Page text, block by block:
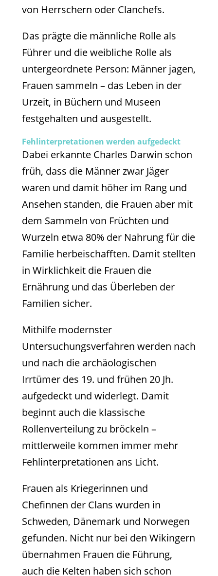
von Herrschern oder Clanchefs.
Das prägte die männliche Rolle als
Führer und die weibliche Rolle als
untergeordnete Person: Männer jagen,
Frauen sammeln – das Leben in der
Urzeit, in Büchern und Museen
festgehalten und ausgestellt.
Fehlinterpretationen werden aufgedeckt
Dabei erkannte Charles Darwin schon
früh, dass die Männer zwar Jäger
waren und damit höher im Rang und
Ansehen standen, die Frauen aber mit
dem Sammeln von Früchten und
Wurzeln etwa 80% der Nahrung für die
Familie herbeischafften. Damit stellten
in Wirklichkeit die Frauen die
Ernährung und das Überleben der
Familien sicher.
Mithilfe modernster
Untersuchungsverfahren werden nach
und nach die archäologischen
Irrtümer des 19. und frühen 20 Jh.
aufgedeckt und widerlegt. Damit
beginnt auch die klassische
Rollenverteilung zu bröckeln –
mittlerweile kommen immer mehr
Fehlinterpretationen ans Licht.
Frauen als Kriegerinnen und
Chefinnen der Clans wurden in
Schweden, Dänemark und Norwegen
gefunden. Nicht nur bei den Wikingern
übernahmen Frauen die Führung,
auch die Kelten haben sich schon